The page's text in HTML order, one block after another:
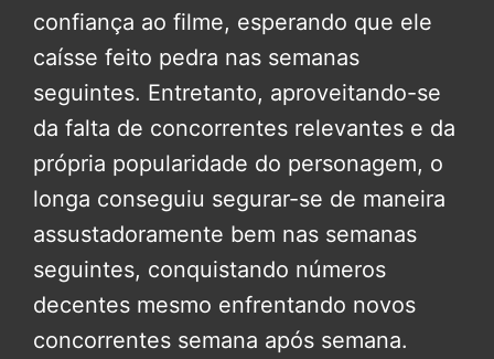
confiança ao filme, esperando que ele
caísse feito pedra nas semanas
seguintes. Entretanto, aproveitando-se
da falta de concorrentes relevantes e da
própria popularidade do personagem, o
longa conseguiu segurar-se de maneira
assustadoramente bem nas semanas
seguintes, conquistando números
decentes mesmo enfrentando novos
concorrentes semana após semana.